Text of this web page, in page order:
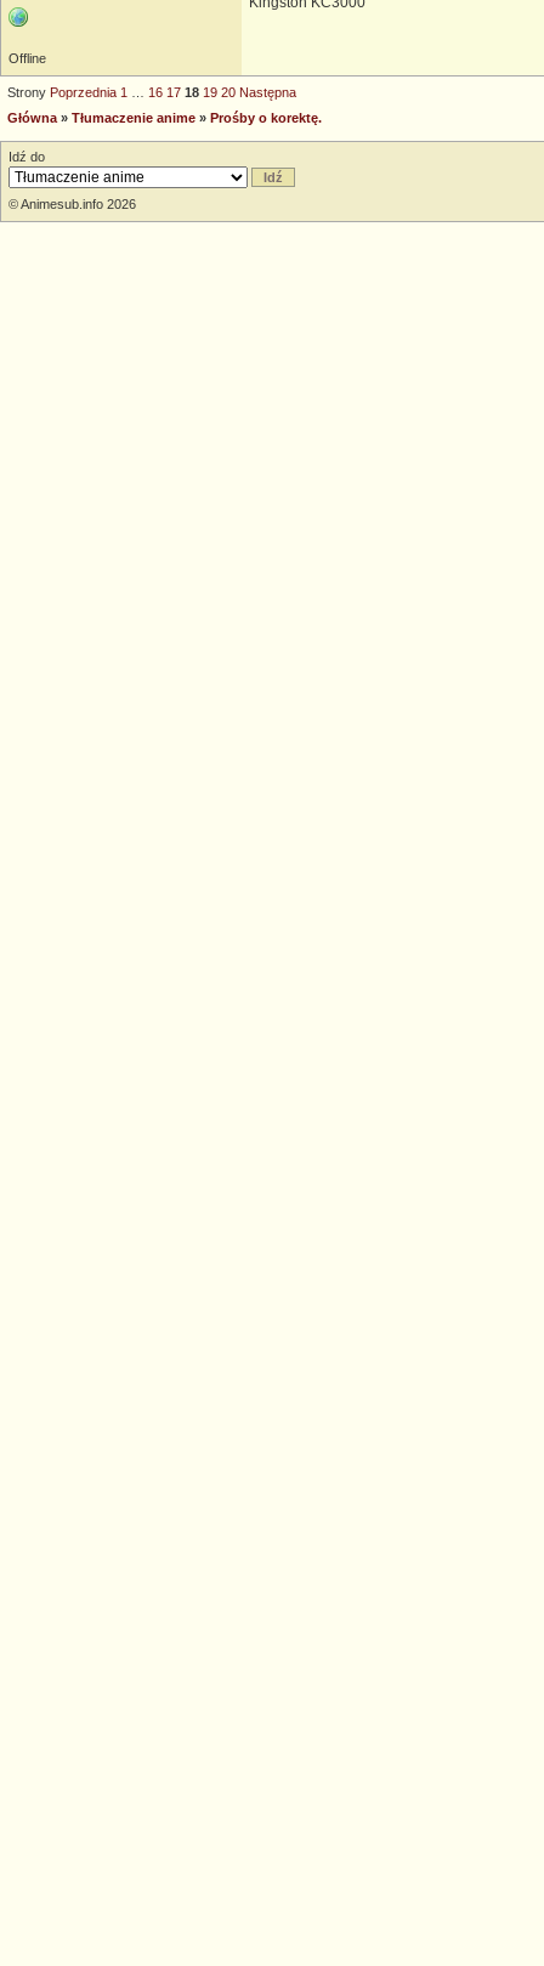
Offline
Strony Poprzednia 1 16 17 18 19 20 Następna
Główna » Tłumaczenie anime » Prośby o korektę.
Idź do
© Animesub.info 2026